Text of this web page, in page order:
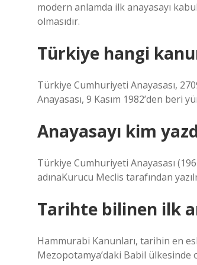
modern anlamda ilk anayasayı
olmasıdır.
Türkiye hangi
Türkiye Cumhuriyeti Anayasası,
Anayasası, 9 Kasım 1982’den beri
Anayasayı kim
Türkiye Cumhuriyeti Anayasası
adınaKurucu Meclis tarafından
Tarihte bilinen ilk
Hammurabi Kanunları, tarihin en
Mezopotamya’daki Babil